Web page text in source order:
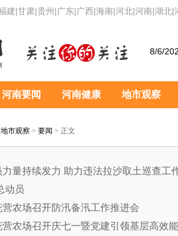
建|甘肃|贵州 |广东|广西|海南|河北|河南|湖北|
8/6/
河南要闻 河南健康 地市观察
地市观察 > 要闻 > 正文
量持续发力 助力违法拉沙取土巡查工
动员
农场召开防汛备汛工作推进会
农场召开庆七一暨党建引领基层高效